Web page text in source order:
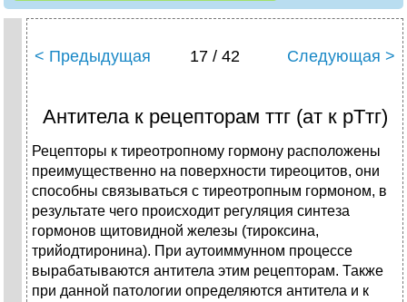
< Предыдущая 17 / 42 Следующая >
Антитела к рецепторам ттг (ат к рТтг)
Рецепторы к тиреотропному гормону расположены
преимущественно на поверхности тиреоцитов, они
способны связываться с тиреотропным гормоном, в
результате чего происходит регуляция синтеза
гормонов щитовидной железы (тироксина,
трийодтиронина). При аутоиммунном процессе
вырабатываются антитела этим рецепторам. Также
при данной патологии определяются антитела и к